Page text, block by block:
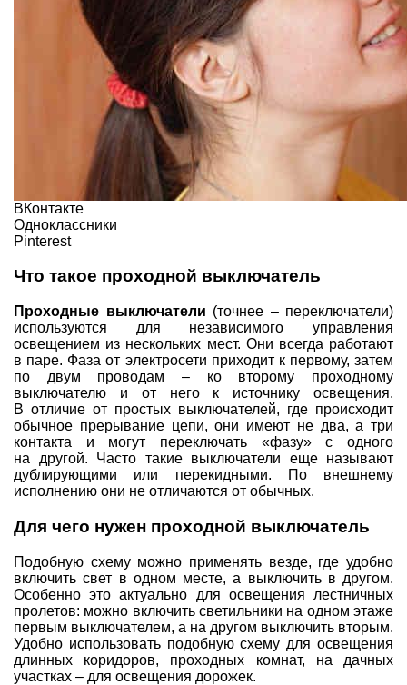
ВКонтакте
Одноклассники
Pinterest
Что такое проходной выключатель
Проходные выключатели (точнее – переключатели)
используются для независимого управления
освещением из нескольких мест. Они всегда работают
в паре. Фаза от электросети приходит к первому, затем
по двум проводам – ко второму проходному
выключателю и от него к источнику освещения.
В отличие от простых выключателей, где происходит
обычное прерывание цепи, они имеют не два, а три
контакта и могут переключать «фазу» с одного
на другой. Часто такие выключатели еще называют
дублирующими или перекидными. По внешнему
исполнению они не отличаются от обычных.
Для чего нужен проходной выключатель
Подобную схему можно применять везде, где удобно
включить свет в одном месте, а выключить в другом.
Особенно это актуально для освещения лестничных
пролетов: можно включить светильники на одном этаже
первым выключателем, а на другом выключить вторым.
Удобно использовать подобную схему для освещения
длинных коридоров, проходных комнат, на дачных
участках – для освещения дорожек.